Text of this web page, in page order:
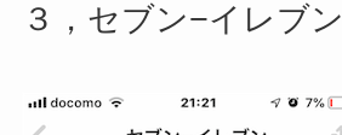
３，セブン−イレブン